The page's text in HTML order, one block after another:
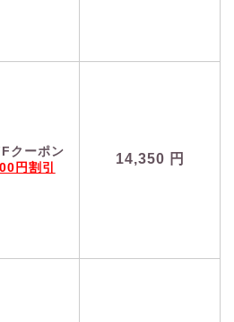
クーポン
円割引
14,350 円